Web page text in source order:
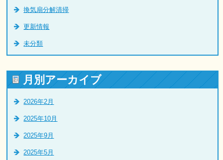
換気扇分解清掃
更新情報
未分類
月別アーカイブ
2026年2月
2025年10月
2025年9月
2025年5月